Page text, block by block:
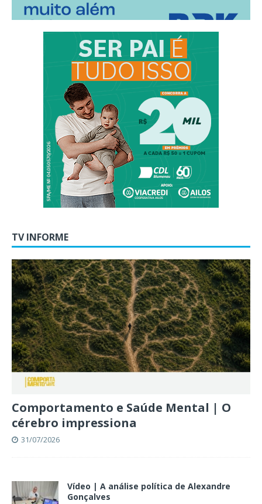
TV INFORME
Comportamento e Saúde Mental | O
cérebro impressiona
31/07/2026
Vídeo | A análise política de Alexandre
Gonçalves